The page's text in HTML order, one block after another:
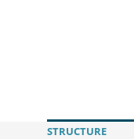
STRUCTURE